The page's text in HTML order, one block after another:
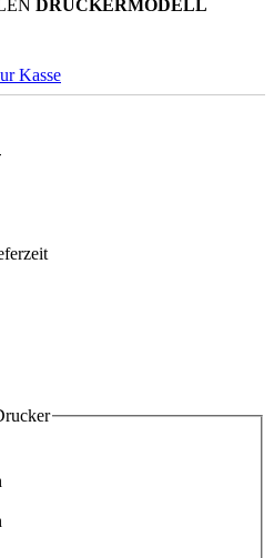
DRUCKERMODELL
Kasse